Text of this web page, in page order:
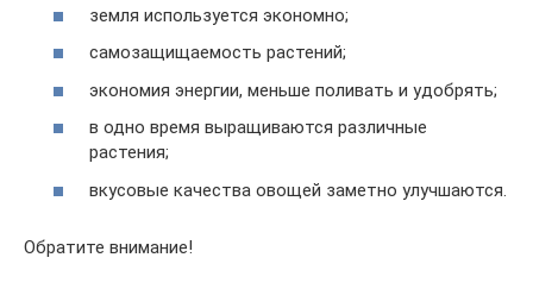
земля используется экономно;
самозащищаемость растений;
экономия энергии, меньше поливать и удобрять;
в одно время выращиваются различные
растения;
вкусовые качества овощей заметно улучшаются.
Обратите внимание!